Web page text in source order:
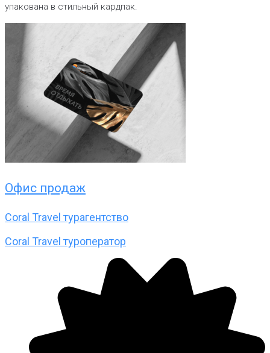
упакована в стильный кардпак.
Офис продаж
Coral Travel турагентство
Coral Travel туроператор